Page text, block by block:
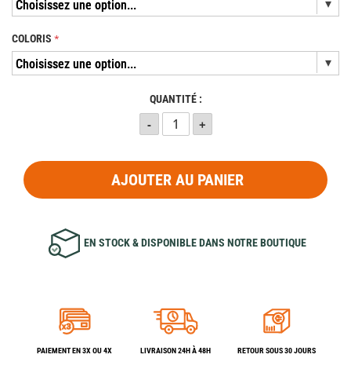
COLORIS
QUANTITÉ :
AJOUTER AU PANIER
EN STOCK & DISPONIBLE DANS NOTRE BOUTIQUE
PAIEMENT EN 3X OU 4X LIVRAISON 24H À 48H RETOUR SOUS 30 JOURS